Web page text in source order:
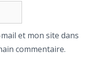
et mon site dans
commentaire.